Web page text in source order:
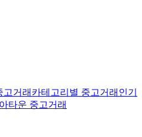
고거래 카테고리별 중고거래 인기
타운 중고거래